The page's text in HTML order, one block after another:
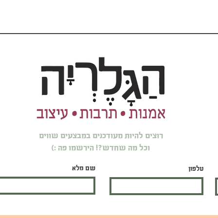
רוצים להיות מעודכנים במבצעים שווים
וכל מה שחדש?! הירשמו פה :)
שם מלא טלפון